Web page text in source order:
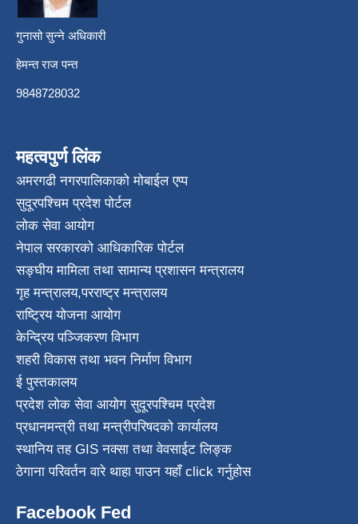
गुनासो सुन्ने अधिकारी
हेमन्त राज पन्त
9848728032
महत्वपुर्ण लिंक
अमरगढी नगरपालिकाको मोबाईल एप्प
सुदूरपश्चिम प्रदेश पोर्टल
लोक सेवा आयोग
नेपाल सरकारको आधिकारिक पोर्टल
सङ्घीय मामिला तथा सामान्य प्रशासन मन्त्रालय
गृह मन्त्रालय,परराष्ट्र मन्त्रालय
राष्ट्रिय योजना आयोग
केन्द्रिय पञ्जिकरण विभाग
शहरी विकास तथा भवन निर्माण विभाग
ई पुस्तकालय
प्रदेश लोक सेवा आयोग सुदूरपश्चिम प्रदेश
प्रधानमन्त्री तथा मन्त्रीपरिषदको कार्यालय
स्थानिय तह GIS नक्सा तथा वेवसाईट लिङ्क
ठेगाना परिवर्तन वारे थाहा पाउन यहाँ click गर्नुहोस
Facebook Fed